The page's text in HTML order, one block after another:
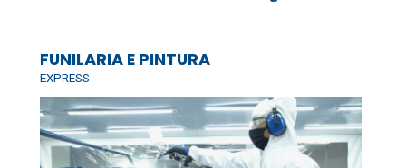
FUNILARIA E PINTURA
EXPRESS